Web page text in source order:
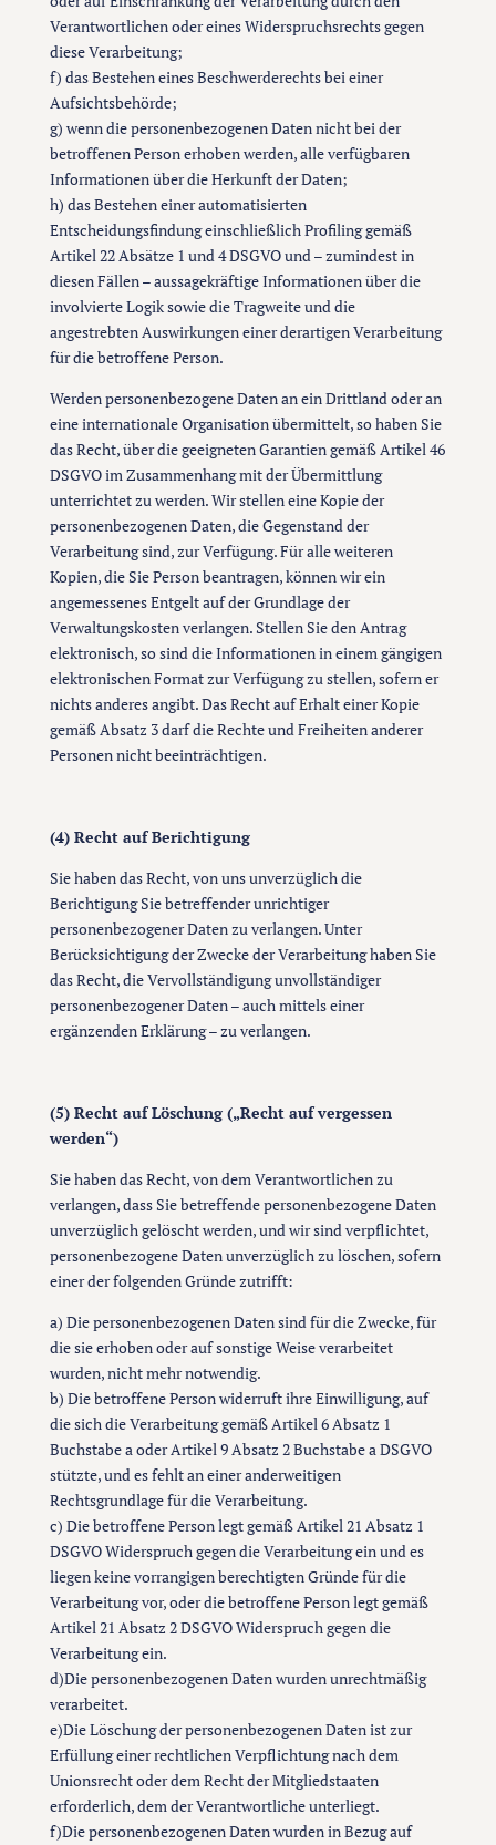
Verantwortlichen oder eines Widerspruchsrechts gegen
diese Verarbeitung;
f) das Bestehen eines Beschwerderechts bei einer
Aufsichtsbehörde;
g) wenn die personenbezogenen Daten nicht bei der
betroffenen Person erhoben werden, alle verfügbaren
Informationen über die Herkunft der Daten;
h) das Bestehen einer automatisierten
Entscheidungsfindung einschließlich Profiling gemäß
Artikel 22 Absätze 1 und 4 DSGVO und – zumindest in
diesen Fällen – aussagekräftige Informationen über die
involvierte Logik sowie die Tragweite und die
angestrebten Auswirkungen einer derartigen Verarbeitung
für die betroffene Person.
Werden personenbezogene Daten an ein Drittland oder an
eine internationale Organisation übermittelt, so haben Sie
das Recht, über die geeigneten Garantien gemäß Artikel 46
DSGVO im Zusammenhang mit der Übermittlung
unterrichtet zu werden. Wir stellen eine Kopie der
personenbezogenen Daten, die Gegenstand der
Verarbeitung sind, zur Verfügung. Für alle weiteren
Kopien, die Sie Person beantragen, können wir ein
angemessenes Entgelt auf der Grundlage der
Verwaltungskosten verlangen. Stellen Sie den Antrag
elektronisch, so sind die Informationen in einem gängigen
elektronischen Format zur Verfügung zu stellen, sofern er
nichts anderes angibt. Das Recht auf Erhalt einer Kopie
gemäß Absatz 3 darf die Rechte und Freiheiten anderer
Personen nicht beeinträchtigen.
(4) Recht auf Berichtigung
Sie haben das Recht, von uns unverzüglich die
Berichtigung Sie betreffender unrichtiger
personenbezogener Daten zu verlangen. Unter
Berücksichtigung der Zwecke der Verarbeitung haben Sie
das Recht, die Vervollständigung unvollständiger
personenbezogener Daten – auch mittels einer
ergänzenden Erklärung – zu verlangen.
(5) Recht auf Löschung („Recht auf vergessen
werden“)
Sie haben das Recht, von dem Verantwortlichen zu
verlangen, dass Sie betreffende personenbezogene Daten
unverzüglich gelöscht werden, und wir sind verpflichtet,
personenbezogene Daten unverzüglich zu löschen, sofern
einer der folgenden Gründe zutrifft:
a) Die personenbezogenen Daten sind für die Zwecke, für
die sie erhoben oder auf sonstige Weise verarbeitet
wurden, nicht mehr notwendig.
b) Die betroffene Person widerruft ihre Einwilligung, auf
die sich die Verarbeitung gemäß Artikel 6 Absatz 1
Buchstabe a oder Artikel 9 Absatz 2 Buchstabe a DSGVO
stützte, und es fehlt an einer anderweitigen
Rechtsgrundlage für die Verarbeitung.
c) Die betroffene Person legt gemäß Artikel 21 Absatz 1
DSGVO Widerspruch gegen die Verarbeitung ein und es
liegen keine vorrangigen berechtigten Gründe für die
Verarbeitung vor, oder die betroffene Person legt gemäß
Artikel 21 Absatz 2 DSGVO Widerspruch gegen die
Verarbeitung ein.
d)Die personenbezogenen Daten wurden unrechtmäßig
verarbeitet.
e)Die Löschung der personenbezogenen Daten ist zur
Erfüllung einer rechtlichen Verpflichtung nach dem
Unionsrecht oder dem Recht der Mitgliedstaaten
erforderlich, dem der Verantwortliche unterliegt.
f)Die personenbezogenen Daten wurden in Bezug auf